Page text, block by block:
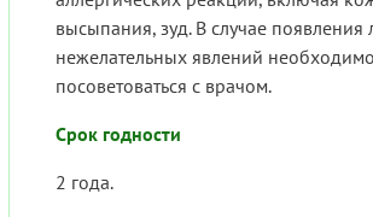
высыпания, зуд. В случае
нежелательных явлений необходимо
посоветоваться с врачом.
Срок годности
2 года.